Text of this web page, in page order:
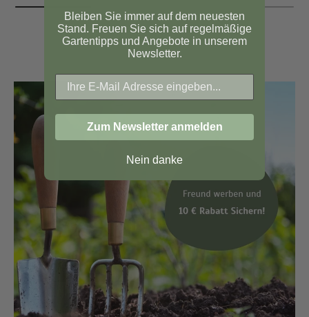
Bleiben Sie immer auf dem neuesten
Stand. Freuen Sie sich auf regelmäßige
Gartentipps und Angebote in unserem
Newsletter.
Zum Newsletter anmelden
Nein danke